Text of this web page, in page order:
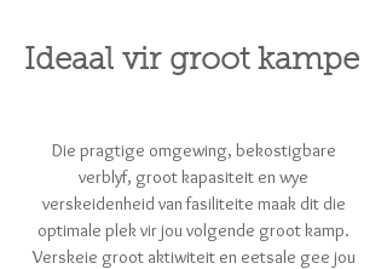
Ideaal vir groot kampe
Die pragtige omgewing, bekostigbare
verblyf, groot kapasiteit en wye
verskeidenheid van fasiliteite maak dit die
optimale plek vir jou volgende groot kamp.
Verskeie groot aktiwiteit en eetsale gee jou